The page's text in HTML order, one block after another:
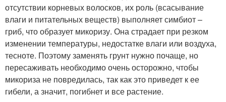
отсутствии корневых волосков, их роль (всасывание
влаги и питательных веществ) выполняет симбиот –
гриб, что образует микоризу. Она страдает при резком
изменении температуры, недостатке влаги или воздуха,
тесноте. Поэтому заменять грунт нужно почаще, но
пересаживать необходимо очень осторожно, чтобы
микориза не повредилась, так как это приведет к ее
гибели, а значит, погибнет и все растение.